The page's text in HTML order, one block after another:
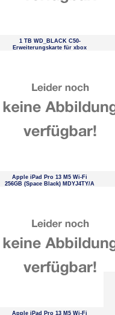
1 TB WD_BLACK C50-
Erweiterungskarte für xbox
Apple iPad Pro 13 M5 Wi-Fi
256GB (Space Black) MDYJ4TY/A
Apple iPad Pro 13 M5 Wi-Fi